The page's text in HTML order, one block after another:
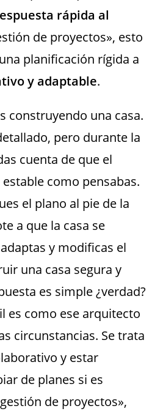
rápida al
de proyectos», esto
planificación rígida a
y adaptable.
construyendo una casa.
pero durante la
cuenta de que el
como pensabas.
el plano al pie de la
a que la casa se
y modificas el
una casa segura y
es simple ¿verdad?
es como ese arquitecto
circunstancias. Se trata
y estar
de planes si es
de proyectos»,